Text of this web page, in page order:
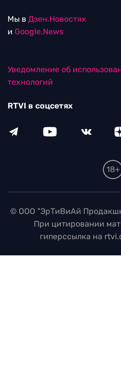
Мы в Дзен.Новостях
и Google.News
Уведомление об
технологий
RTVI в соцсетях
18+
© ООО "ЭрТиВиАй
При цитировании
гиперссылка на